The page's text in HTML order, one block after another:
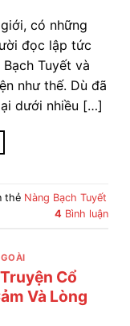
có những
đọc lập tức
Tuyết và
như thế. Dù đã
dưới nhiều […]
thẻ Nàng Bạch Tuyết
4 Bình luận
Cổ
Và Lòng